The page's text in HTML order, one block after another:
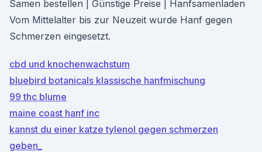
Samen bestellen | Günstige Preise | Hanfsamenladen
Vom Mittelalter bis zur Neuzeit wurde Hanf gegen
Schmerzen eingesetzt.
cbd und knochenwachstum
bluebird botanicals klassische hanfmischung
99 thc blume
maine coast hanf inc
kannst du einer katze tylenol gegen schmerzen
geben_